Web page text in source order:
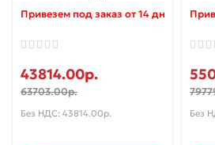
Привезем под заказ от 14 дней ✓
43814.00р.
63703.00р.
Без НДС: 43814.00р. Без